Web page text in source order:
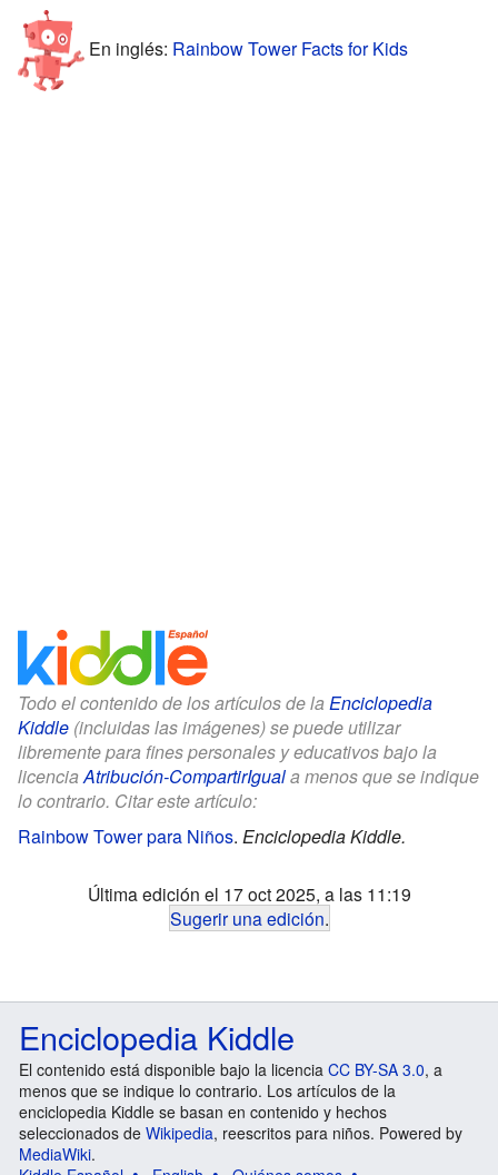
En inglés: Rainbow Tower Facts for Kids
Todo el contenido de los artículos de la Enciclopedia
Kiddle (incluidas las imágenes) se puede utilizar
libremente para fines personales y educativos bajo la
licenciaAtribución-CompartirIguala menos que se indique
lo contrario. Citar este artículo:
Rainbow Tower para Niños. Enciclopedia Kiddle.
Última edición el 17 oct 2025, a las 11:19
Sugerir una edición.
Enciclopedia Kiddle
El contenido está disponible bajo la licencia CC BY-SA 3.0, a
menos que se indique lo contrario. Los artículos de la
enciclopedia Kiddle se basan en contenido y hechos
seleccionados de Wikipedia, reescritos para niños. Powered by
MediaWiki.